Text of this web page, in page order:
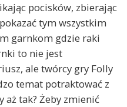
pocisków, zbierając
tym wszystkim
garnkom gdzie raki
to nie jest
ale twórcy gry Folly
temat potraktować z
aż tak? Żeby zmienić